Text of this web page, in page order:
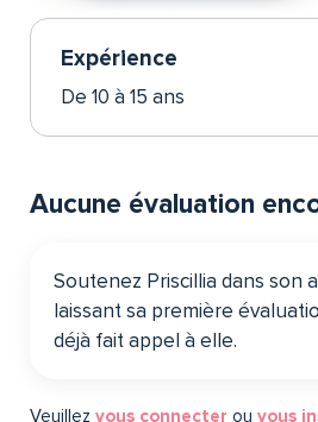
Expérience
De 10 à 15 ans
Aucune évaluation
Soutenez Priscillia dans son
laissant sa première
déjà fait appel à elle️.
Veuillez vous connecter ou vous